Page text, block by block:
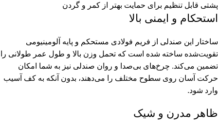
پشتی قابل تنظیم برای حمایت بهتر از کمر و گردن
استحکام و ایمنی بالا
ساختار این صندلی از فریم فولادی مستحکم و پایه آلومینیومی
تقویت‌شده ساخته شده است که تحمل وزن بالا و طول عمر طولانی را
تضمین می‌کند. چرخ‌های بی‌صدا و روان صندلی نیز به شما امکان
حرکت آسان روی سطوح مختلف را می‌دهند، بدون آنکه به کف آسیب
وارد شود.
ظاهر مدرن و شیک